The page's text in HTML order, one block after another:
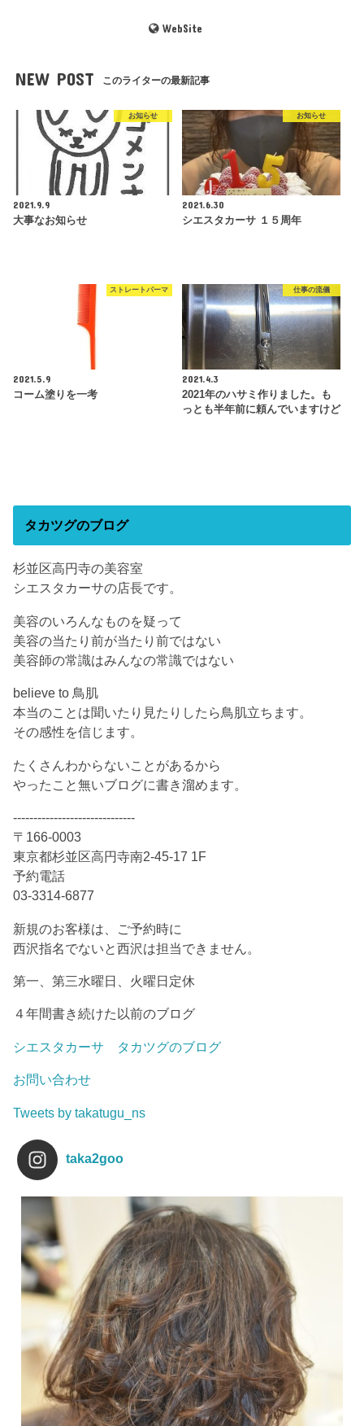
WebSite
NEW POST このライターの最新記事
お知らせ
2021.9.9
大事なお知らせ
お知らせ
2021.6.30
シエスタカーサ １５周年
ストレートパーマ
2021.5.9
コーム塗りを一考
仕事の流儀
2021.4.3
2021年のハサミ作りました。も
っとも半年前に頼んでいますけど
タカツグのブログ
杉並区高円寺の美容室
シエスタカーサの店長です。
美容のいろんなものを疑って
美容の当たり前が当たり前ではない
美容師の常識はみんなの常識ではない
believe to 鳥肌
本当のことは聞いたり見たりしたら鳥肌立ちます。
その感性を信じます。
たくさんわからないことがあるから
やったこと無いブログに書き溜めます。
------------------------------
〒166-0003
東京都杉並区高円寺南2-45-17 1F
予約電話
03-3314-6877
新規のお客様は、ご予約時に
西沢指名でないと西沢は担当できません。
第一、第三水曜日、火曜日定休
４年間書き続けた以前のブログ
シエスタカーサ タカツグのブログ
お問い合わせ
Tweets by takatugu_ns
taka2goo